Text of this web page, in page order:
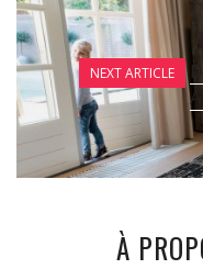
NEXT ARTICLE
À